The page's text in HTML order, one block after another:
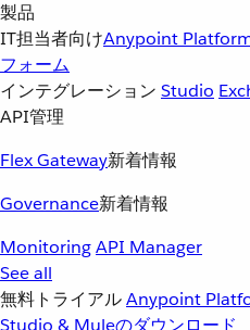
製品
IT担当者向けAnypoint
フォーム
インテグレーション Studio
API管理
Flex Gateway新着情報
Governance新着情報
MonitoringAPI Manager
See all
無料トライアルAnypoint
Studio & Muleのダウンロード